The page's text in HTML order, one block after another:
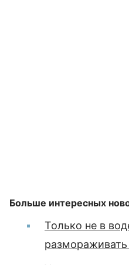
Больше интересных
Только не в